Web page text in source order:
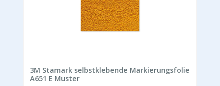
3M Stamark selbstklebende Markierungsfolie
A651 E Muster